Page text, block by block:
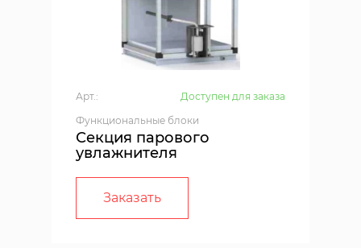
Арт.:
Доступен для заказа
Функциональные блоки
Секция парового
увлажнителя
Заказать